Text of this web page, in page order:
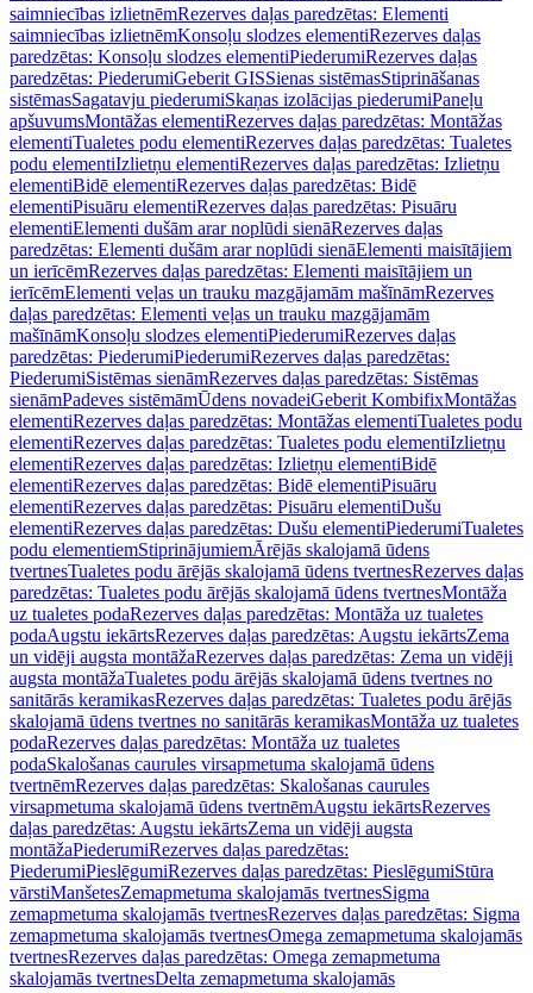
saimniecības izlietnēmRezerves daļas paredzētas: Elementi
saimniecības izlietnēmKonsoļu slodzes elementiRezerves daļas
paredzētas: Konsoļu slodzes elementiPiederumiRezerves daļas
paredzētas: PiederumiGeberit GISSienas sistēmasStiprināšanas
sistēmasSagatavju piederumiSkaņas izolācijas piederumiPaneļu
apšuvumsMontāžas elementiRezerves daļas paredzētas: Montāžas
elementiTualetes podu elementiRezerves daļas paredzētas: Tualetes
podu elementiIzlietņu elementiRezerves daļas paredzētas: Izlietņu
elementiBidē elementiRezerves daļas paredzētas: Bidē
elementiPisuāru elementiRezerves daļas paredzētas: Pisuāru
elementiElementi dušām arar noplūdi sienāRezerves daļas
paredzētas: Elementi dušām arar noplūdi sienāElementi maisītājiem
un ierīcēmRezerves daļas paredzētas: Elementi maisītājiem un
ierīcēmElementi veļas un trauku mazgājamām mašīnāmRezerves
daļas paredzētas: Elementi veļas un trauku mazgājamām
mašīnāmKonsoļu slodzes elementiPiederumiRezerves daļas
paredzētas: PiederumiPiederumiRezerves daļas paredzētas:
PiederumiSistēmas sienāmRezerves daļas paredzētas: Sistēmas
sienāmPadeves sistēmāmŪdens novadeiGeberit KombifixMontāžas
elementiRezerves daļas paredzētas: Montāžas elementiTualetes podu
elementiRezerves daļas paredzētas: Tualetes podu elementiIzlietņu
elementiRezerves daļas paredzētas: Izlietņu elementiBidē
elementiRezerves daļas paredzētas: Bidē elementiPisuāru
elementiRezerves daļas paredzētas: Pisuāru elementiDušu
elementiRezerves daļas paredzētas: Dušu elementiPiederumiTualetes
podu elementiemStiprinājumiemĀrējās skalojamā ūdens
tvertnesTualetes podu ārējās skalojamā ūdens tvertnesRezerves daļas
paredzētas: Tualetes podu ārējās skalojamā ūdens tvertnesMontāža
uz tualetes podaRezerves daļas paredzētas: Montāža uz tualetes
podaAugstu iekārtsRezerves daļas paredzētas: Augstu iekārtsZema
un vidēji augsta montāžaRezerves daļas paredzētas: Zema un vidēji
augsta montāžaTualetes podu ārējās skalojamā ūdens tvertnes no
sanitārās keramikasRezerves daļas paredzētas: Tualetes podu ārējās
skalojamā ūdens tvertnes no sanitārās keramikasMontāža uz tualetes
podaRezerves daļas paredzētas: Montāža uz tualetes
podaSkalošanas caurules virsapmetuma skalojamā ūdens
tvertnēmRezerves daļas paredzētas: Skalošanas caurules
virsapmetuma skalojamā ūdens tvertnēmAugstu iekārtsRezerves
daļas paredzētas: Augstu iekārtsZema un vidēji augsta
montāžaPiederumiRezerves daļas paredzētas:
PiederumiPieslēgumiRezerves daļas paredzētas: PieslēgumiStūra
vārstiManšetesZemapmetuma skalojamās tvertnesSigma
zemapmetuma skalojamās tvertnesRezerves daļas paredzētas: Sigma
zemapmetuma skalojamās tvertnesOmega zemapmetuma skalojamās
tvertnesRezerves daļas paredzētas: Omega zemapmetuma
skalojamās tvertnesDelta zemapmetuma skalojamās